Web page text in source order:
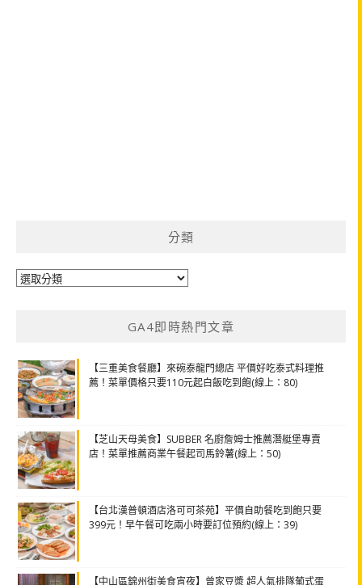
分類
分
GA4即時熱門文章
【三重美食餐廳】來碗泰龍門總店 平價好吃泰式料理推
薦！菜單價格只要110元起白飯吃到飽(線上：80)
【芝山天母美食】SUBBER 名廚詹姆士推薦潛艇堡專賣
店！菜單推薦商業午餐起司馬鈴薯(線上：50)
【台北漢普頓酒店洛可可茶苑】平價自助餐吃到飽只要
399元！早午餐可吃兩小時要訂位預約(線上：39)
【中山區錦州街美食宵夜】曾家豆漿 超人氣排隊葡式蛋